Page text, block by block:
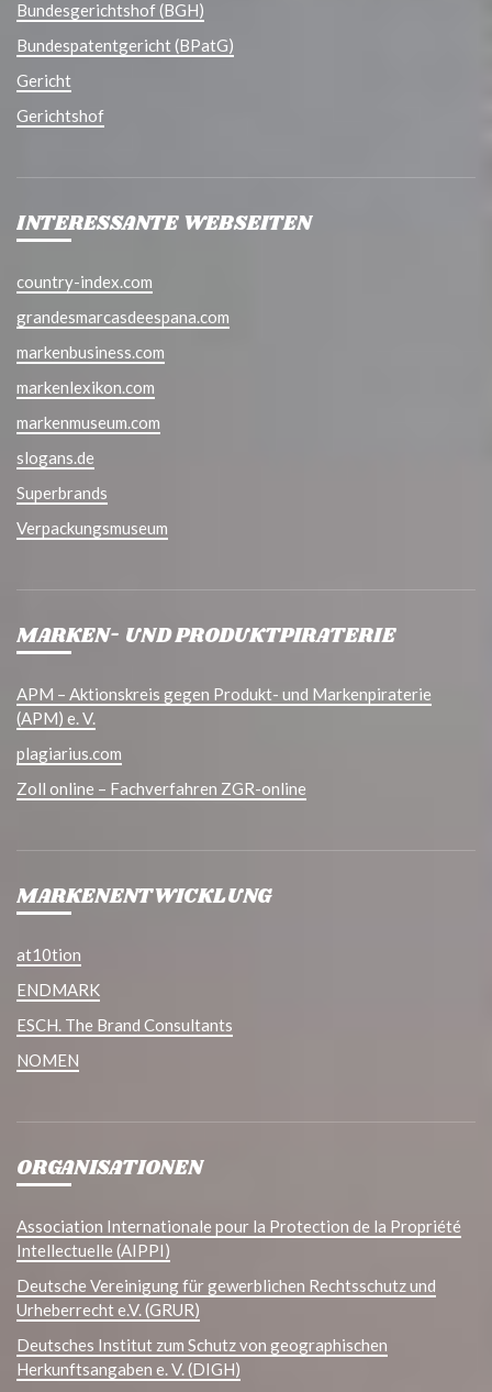
Bundesgerichtshof (BGH)
Bundespatentgericht (BPatG)
Gericht
Gerichtshof
INTERESSANTE WEBSEITEN
country-index.com
grandesmarcasdeespana.com
markenbusiness.com
markenlexikon.com
markenmuseum.com
slogans.de
Superbrands
Verpackungsmuseum
MARKEN- UND PRODUKTPIRATERIE
APM – Aktionskreis gegen Produkt- und Markenpiraterie
(APM) e. V.
plagiarius.com
Zoll online – Fachverfahren ZGR-online
MARKENENTWICKLUNG
at10tion
ENDMARK
ESCH. The Brand Consultants
NOMEN
ORGANISATIONEN
Association Internationale pour la Protection de la Propriété
Intellectuelle (AIPPI)
Deutsche Vereinigung für gewerblichen Rechtsschutz und
Urheberrecht e.V. (GRUR)
Deutsches Institut zum Schutz von geographischen
Herkunftsangaben e. V. (DIGH)